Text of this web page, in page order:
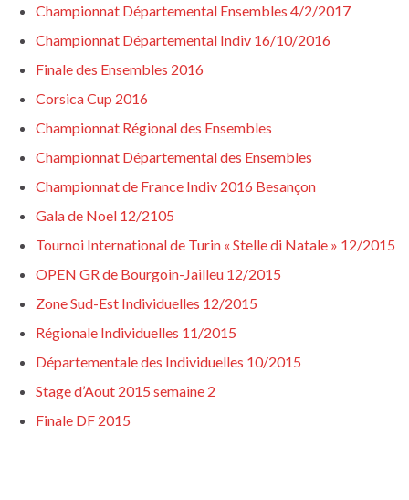
Championnat Départemental Ensembles 4/2/2017
Championnat Départemental Indiv 16/10/2016
Finale des Ensembles 2016
Corsica Cup 2016
Championnat Régional des Ensembles
Championnat Départemental des Ensembles
Championnat de France Indiv 2016 Besançon
Gala de Noel 12/2105
Tournoi International de Turin « Stelle di Natale » 12/2015
OPEN GR de Bourgoin-Jailleu 12/2015
Zone Sud-Est Individuelles 12/2015
Régionale Individuelles 11/2015
Départementale des Individuelles 10/2015
Stage d’Aout 2015 semaine 2
Finale DF 2015